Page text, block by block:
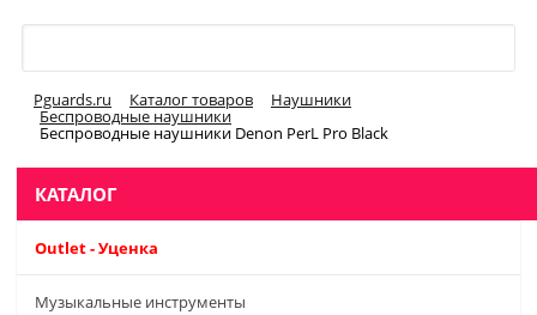
Pguards.ru Каталог товаров Наушники
Беспроводные наушники
Беспроводные наушники Denon PerL Pro Black
КАТАЛОГ
Outlet - Уценка
Музыкальные инструменты